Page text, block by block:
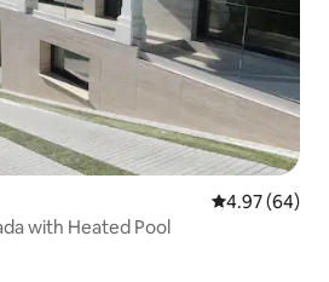
4.97 out of 5
4.97 (64)
with Heated Pool